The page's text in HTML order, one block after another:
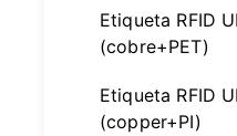
Etiqueta RFID
(cobre+PET)
Etiqueta RFID
(copper+PI)